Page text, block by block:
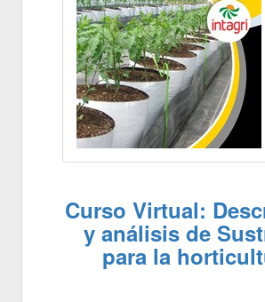
Curso Virtual:
y análisis de
para la